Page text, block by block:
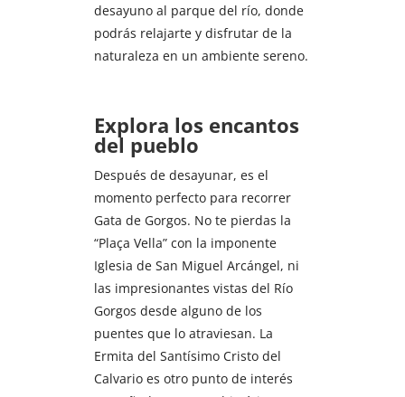
desayuno al parque del río, donde
podrás relajarte y disfrutar de la
naturaleza en un ambiente sereno.
Explora los encantos
del pueblo
Después de desayunar, es el
momento perfecto para recorrer
Gata de Gorgos. No te pierdas la
“Plaça Vella” con la imponente
Iglesia de San Miguel Arcángel, ni
las impresionantes vistas del Río
Gorgos desde alguno de los
puentes que lo atraviesan. La
Ermita del Santísimo Cristo del
Calvario es otro punto de interés